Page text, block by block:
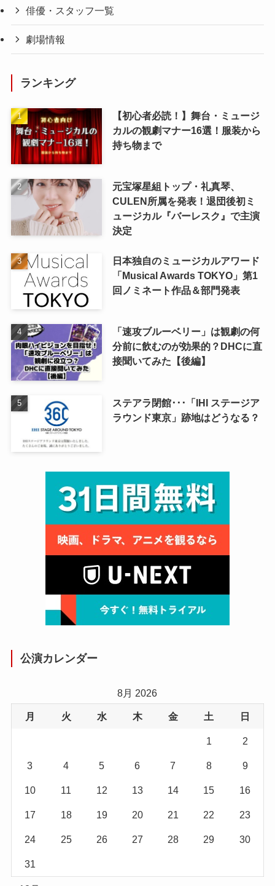
俳優・スタッフ一覧
劇場情報
ランキング
【初心者必読！】舞台・ミュージ
カルの観劇マナー16選！服装から
持ち物まで
元宝塚星組トップ・礼真琴、
CULEN所属を発表！退団後初ミ
ュージカル『バーレスク』で主演
決定
日本独自のミュージカルアワード
「Musical Awards TOKYO」第1
回ノミネート作品＆部門発表
「速攻ブルーベリー」は観劇の何
分前に飲むのが効果的？DHCに直
接聞いてみた【後編】
ステアラ閉館･･･「IHI ステージア
ラウンド東京」跡地はどうなる？
公演カレンダー
8月 2026
月 火 水 木 金 土 日
1 2
3 4 5 6 7 8 9
10 11 12 13 14 15 16
17 18 19 20 21 22 23
24 25 26 27 28 29 30
31